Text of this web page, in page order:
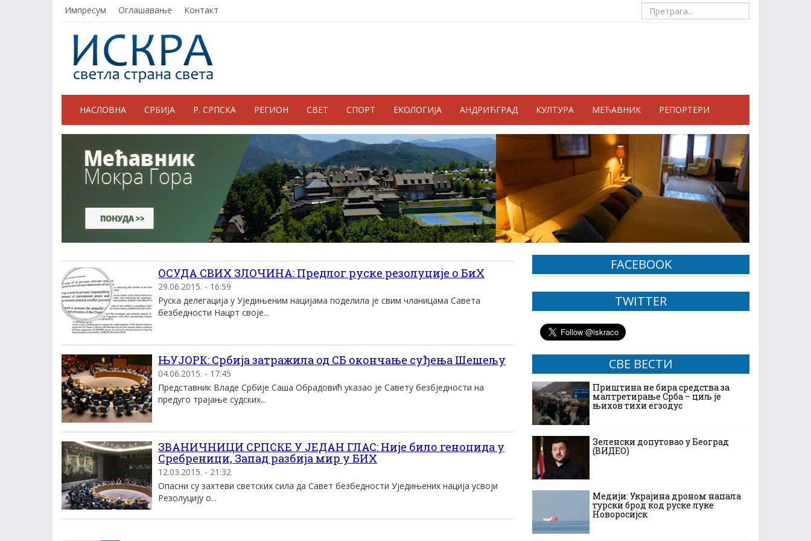
Импресум Оглашавање Контакт
НАСЛОВНА СРБИЈА Р. СРПСКА РЕГИОН СВЕТ СПОРТ ЕКОЛОГИЈА АНДРИЋГРАД КУЛТУРА МЕЋАВНИК РЕПОРТЕРИ
ОСУДА СВИХ ЗЛОЧИНА: Предлог руске резолуције о БиХ
29.06.2015. - 16:59
Руска делегација у Уједињеним нацијама поделила је свим чланицама Савета
безбедности Нацрт своје...
ЊУЈОРК: Србија затражила од СБ окончање суђења Шешељу
04.06.2015. - 17:45
Представник Владе Србије Саша Обрадовић указао је Савету безбједности на
предуго трајање судских...
ЗВАНИЧНИЦИ СРПСКЕ У ЈЕДАН ГЛАС: Није било геноцида у
Сребреници, Запад разбија мир у БИХ
12.03.2015. - 21:32
Опасни су захтеви светских сила да Савет безбедности Уједињених нација усвоји
Резолуцију о...
FACEBOOK
TWITTER
СВЕ ВЕСТИ
Приштина не бира средства за
малтретирање Срба – циљ је
њихов тихи егзодус
Зеленски допутовао у Београд
(ВИДЕО)
Медији: Украјина дроном напала
турски брод код руске луке
Новоросијск